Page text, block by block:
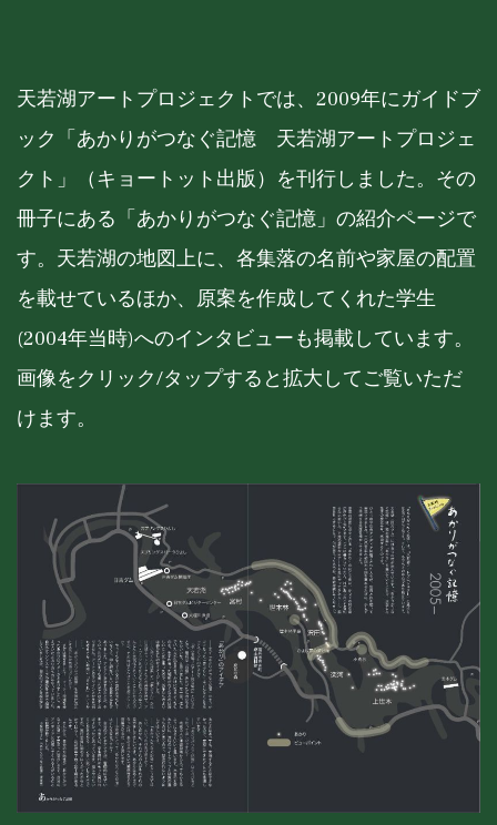
天若湖アートプロジェクトでは、2009年にガイドブ
ック「あかりがつなぐ記憶 天若湖アートプロジェ
クト」（キョートット出版）を刊行しました。その
冊子にある「あかりがつなぐ記憶」の紹介ページで
す。天若湖の地図上に、各集落の名前や家屋の配置
を載せているほか、原案を作成してくれた学生
(2004年当時)へのインタビューも掲載しています。
画像をクリック/タップすると拡大してご覧いただ
けます。